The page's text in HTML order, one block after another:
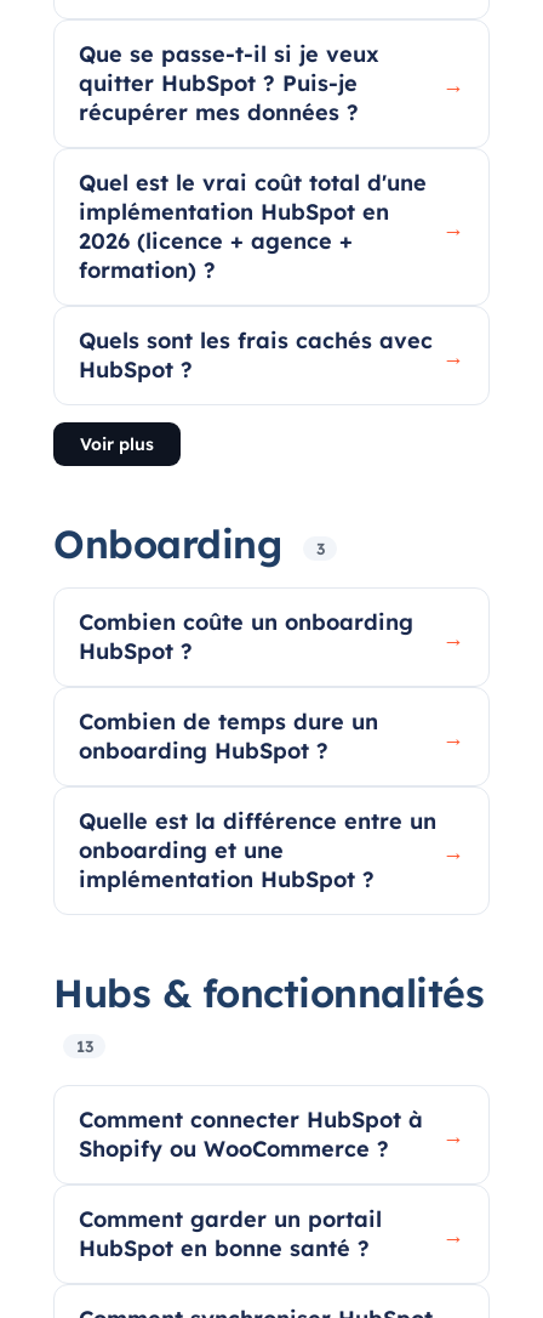
Que se passe-t-il si je veux
quitter HubSpot ? Puis-je
récupérer mes données ?
→
Quel est le vrai coût total d'une
implémentation HubSpot en
2026 (licence + agence +
formation) ?
→
Quels sont les frais cachés avec
HubSpot ?
→
Voir plus
Onboarding 3
Combien coûte un onboarding
HubSpot ?
→
Combien de temps dure un
onboarding HubSpot ?
→
Quelle est la différence entre un
onboarding et une
implémentation HubSpot ?
→
Hubs & fonctionnalités
13
Comment connecter HubSpot à
Shopify ou WooCommerce ?
→
Comment garder un portail
HubSpot en bonne santé ?
→